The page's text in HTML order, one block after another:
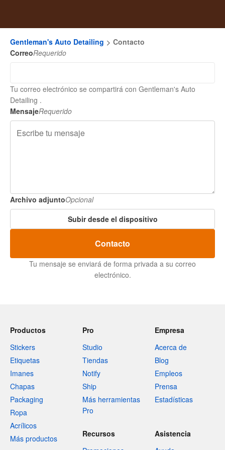
Gentleman's Auto Detailing
Contacto
CorreoRequerido
Tu correo electrónico se compartirá con Gentleman's Auto
Detailing .
MensajeRequerido
Archivo adjuntoOpcional
Subir desde el dispositivo
Contacto
Tu mensaje se enviará de forma privada a su correo
electrónico.
Productos
Stickers
Etiquetas
Imanes
Chapas
Packaging
Ropa
Acrílicos
Más productos
Pro
Studio
Tiendas
Notify
Ship
Más herramientas
Pro
Empresa
Acerca de
Blog
Empleos
Prensa
Estadísticas
Recursos
Asistencia